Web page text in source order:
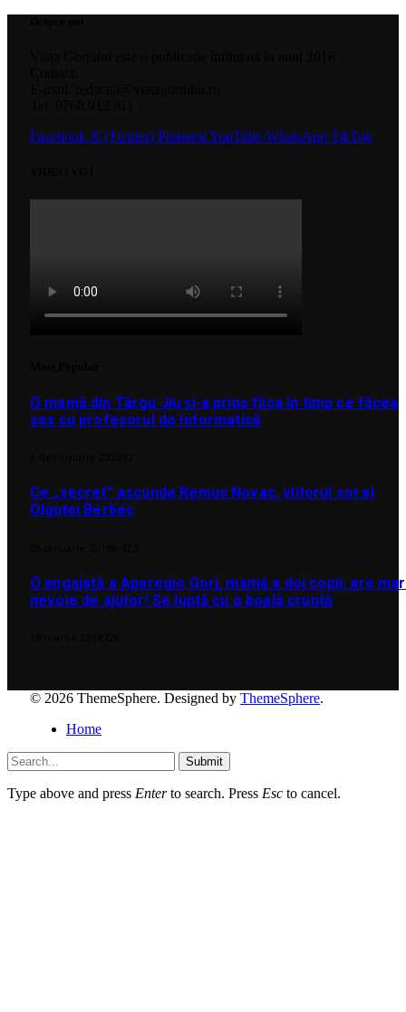
Facebook X (Twitter) PinterestYouTube WhatsApp TikTok
O mamă din Târgu Jiu și-a prins fiica în timp ce făcea
sex cu profesorul de Informatică
Ce „secret” ascunde Remus Novac, viitorul soț al
Olguței Berbec
O angajată a Aparegio Gorj, mamă a doi copii, are
nevoie de ajutor! Se luptă cu o boală cruntă
© 2026 ThemeSphere. Designed by ThemeSphere.
Home
Submit
Type above and press Enterto search. Press Esc to cancel.